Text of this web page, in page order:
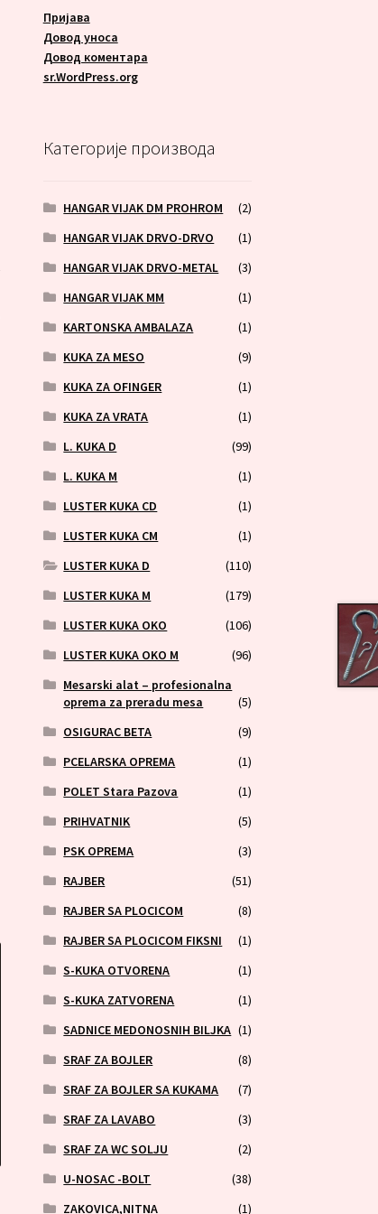
Пријава
Довод уноса
Довод коментара
sr.WordPress.org
Категорије производа
HANGAR VIJAK DM PROHROM
(2)
HANGAR VIJAK DRVO-DRVO
(1)
HANGAR VIJAK DRVO-METAL
(3)
HANGAR VIJAK MM
(1)
KARTONSKA AMBALAZA
(1)
KUKA ZA MESO
(9)
KUKA ZA OFINGER
(1)
KUKA ZA VRATA
(1)
L. KUKA D
(99)
L. KUKA M
(1)
LUSTER KUKA CD
(1)
LUSTER KUKA CM
(1)
LUSTER KUKA D
(110)
LUSTER KUKA M
(179)
LUSTER KUKA OKO
(106)
LUSTER KUKA OKO M
(96)
Mesarski alat – profesionalna
oprema za preradu mesa
(5)
OSIGURAC BETA
(9)
PCELARSKA OPREMA
(1)
POLET Stara Pazova
(1)
PRIHVATNIK
(5)
PSK OPREMA
(3)
RAJBER
(51)
RAJBER SA PLOCICOM
(8)
RAJBER SA PLOCICOM FIKSNI
(1)
S-KUKA OTVORENA
(1)
S-KUKA ZATVORENA
(1)
SADNICE MEDONOSNIH BILJKA (1)
SRAF ZA BOJLER
(8)
SRAF ZA BOJLER SA KUKAMA
(7)
SRAF ZA LAVABO
(3)
SRAF ZA WC SOLJU
(2)
U-NOSAC -BOLT
(38)
ZAKOVICA,NITNA
(1)